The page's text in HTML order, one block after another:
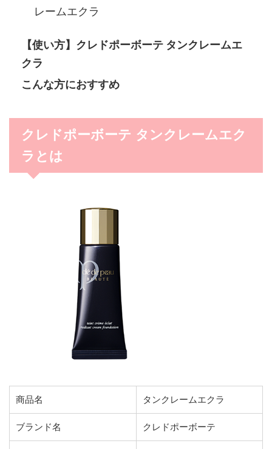
レームエクラ
【使い方】クレドポーボーテ タンクレームエ
クラ
こんな方におすすめ
クレドポーボーテ タンクレームエク
ラとは
商品名 タンクレームエクラ
ブランド名 クレドポーボーテ